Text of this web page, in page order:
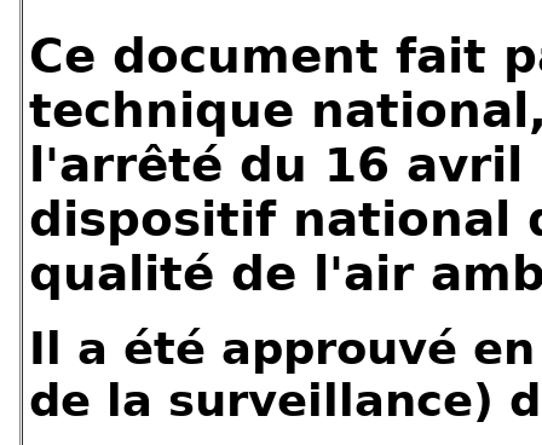
Ce document fait
technique
l'arrêté du 16
dispositif national
qualité de l'air
Il a été approuvé
de la surveillance)